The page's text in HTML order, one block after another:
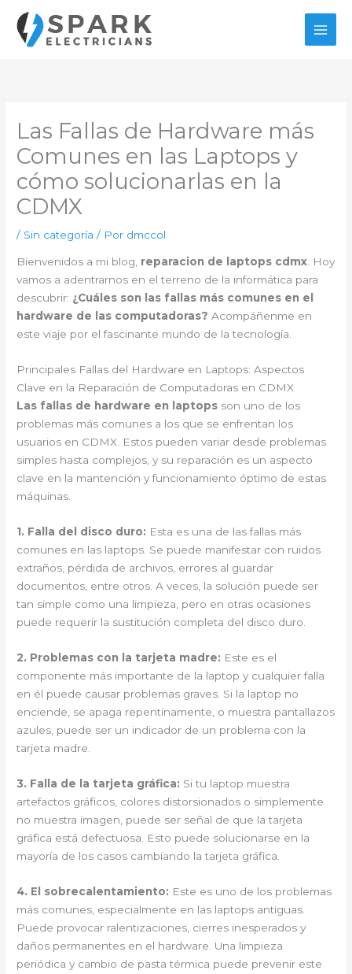
contenido
Las Fallas de Hardware más
Comunes en las Laptops y
cómo solucionarlas en la
CDMX
/ Sin categoría / Por dmccol
Bienvenidos a mi blog, reparacion de laptops cdmx. Hoy
vamos a adentrarnos en el terreno de la informática para
descubrir: ¿Cuáles son las fallas más comunes en el
hardware de las computadoras? Acompáñenme en
este viaje por el fascinante mundo de la tecnología.
Principales Fallas del Hardware en Laptops: Aspectos
Clave en la Reparación de Computadoras en CDMX
Las fallas de hardware en laptops son uno de los
problemas más comunes a los que se enfrentan los
usuarios en CDMX. Estos pueden variar desde problemas
simples hasta complejos, y su reparación es un aspecto
clave en la mantención y funcionamiento óptimo de estas
máquinas.
1. Falla del disco duro: Esta es una de las fallas más
comunes en las laptops. Se puede manifestar con ruidos
extraños, pérdida de archivos, errores al guardar
documentos, entre otros. A veces, la solución puede ser
tan simple como una limpieza, pero en otras ocasiones
puede requerir la sustitución completa del disco duro.
2. Problemas con la tarjeta madre: Este es el
componente más importante de la laptop y cualquier falla
en él puede causar problemas graves. Si la laptop no
enciende, se apaga repentinamente, o muestra pantallazos
azules, puede ser un indicador de un problema con la
tarjeta madre.
3. Falla de la tarjeta gráfica: Si tu laptop muestra
artefactos gráficos, colores distorsionados o simplemente
no muestra imagen, puede ser señal de que la tarjeta
gráfica está defectuosa. Esto puede solucionarse en la
mayoría de los casos cambiando la tarjeta gráfica.
4. El sobrecalentamiento: Este es uno de los problemas
más comunes, especialmente en las laptops antiguas.
Puede provocar ralentizaciones, cierres inesperados y
daños permanentes en el hardware. Una limpieza
periódica y cambio de pasta térmica puede prevenir este